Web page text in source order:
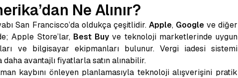
Ne Alınır?
San Francisco’da oldukça çeşitlidir. Apple, Googleve diğer
Apple Store’lar, Best Buy ve teknoloji marketlerinde uygun
ve bilgisayar ekipmanları bulunur. Vergi iadesi sistemi
avantajlı fiyatlarla satın alınabilir.
kaybını önleyen planlamasıyla teknoloji alışverişini pratik